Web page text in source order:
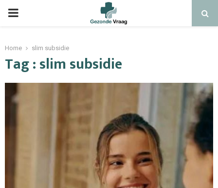
Home slim subsidie
Tag : slim subsidie